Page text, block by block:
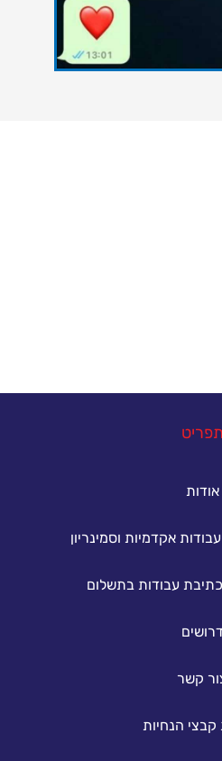
תפריט
אודות
אקדמיות וסמינריון
עבודות בתשלום
קשר
הנחיות